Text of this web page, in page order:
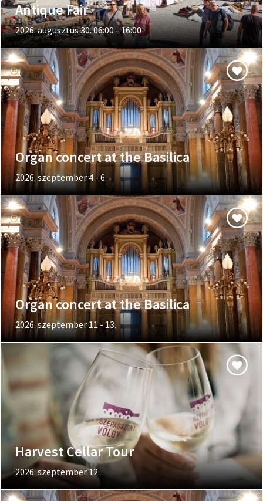
Antique Fair
2026. augusztus 30. 06:00 - 16:00
Organ concert at the Basilica
2026. szeptember 4 - 6.
Organ concert at the Basilica
2026. szeptember 11 - 13.
Harvest Cellar Tour
2026. szeptember 12.